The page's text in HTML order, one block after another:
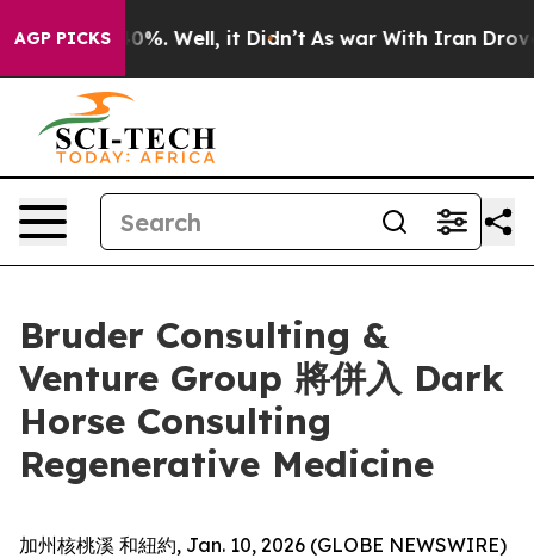
AGP PICKS40%. Well, it Didn’t As war With Iran Drove
Bruder Consulting &
Venture Group 將併入 Dark
Horse Consulting
Regenerative Medicine
加州核桃溪 和紐約, Jan. 10, 2026 (GLOBE NEWSWIRE)